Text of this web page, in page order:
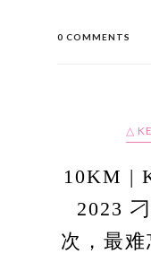
0 COMMENTS
△
10KM |
2023
次，最难